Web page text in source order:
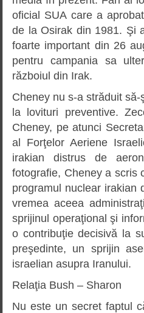
oficial SUA care a
de la Osirak din 1981. Şi
foarte important din 26
pentru campania sa
războiul din Irak.
Cheney nu s-a străduit
la lovituri preventive.
Cheney, pe atunci
al Forţelor Aeriene
irakian distrus de
fotografie, Cheney a scris
programul nuclear irakian
vremea aceea
sprijinul operaţional şi
o contribuţie decisivă la
preşedinte, un sprijin
israelian asupra Iranului.
Relaţia Bush – Sharon
Nu este un secret faptul